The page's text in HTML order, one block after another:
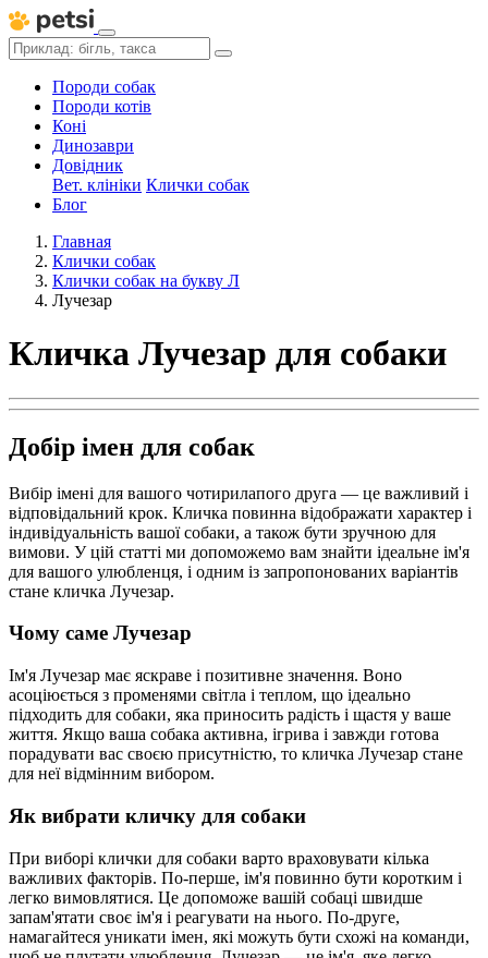
Породи собак
Породи котів
Коні
Динозаври
Довідник
Вет. клініки Клички собак
Блог
Главная
Клички собак
Клички собак на букву Л
Лучезар
Кличка Лучезар для собаки
Добір імен для собак
Вибір імені для вашого чотирилапого друга — це важливий і
відповідальний крок. Кличка повинна відображати характер і
індивідуальність вашої собаки, а також бути зручною для
вимови. У цій статті ми допоможемо вам знайти ідеальне ім'я
для вашого улюбленця, і одним із запропонованих варіантів
стане кличка Лучезар.
Чому саме Лучезар
Ім'я Лучезар має яскраве і позитивне значення. Воно
асоціюється з променями світла і теплом, що ідеально
підходить для собаки, яка приносить радість і щастя у ваше
життя. Якщо ваша собака активна, ігрива і завжди готова
порадувати вас своєю присутністю, то кличка Лучезар стане
для неї відмінним вибором.
Як вибрати кличку для собаки
При виборі клички для собаки варто враховувати кілька
важливих факторів. По-перше, ім'я повинно бути коротким і
легко вимовлятися. Це допоможе вашій собаці швидше
запам'ятати своє ім'я і реагувати на нього. По-друге,
намагайтеся уникати імен, які можуть бути схожі на команди,